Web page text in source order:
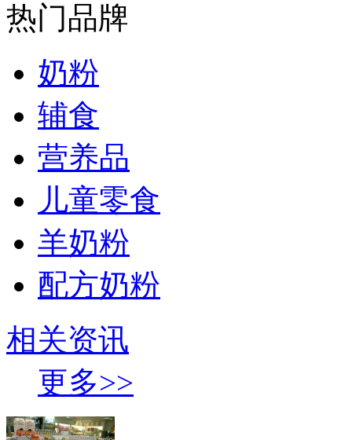
热门品牌
奶粉
辅食
营养品
儿童零食
羊奶粉
配方奶粉
相关资讯
更多>>